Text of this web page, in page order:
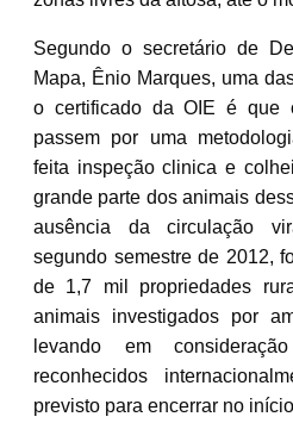
Segundo o secretário de
Mapa, Ênio Marques, uma
o certificado da OIE é que
passem por uma
feita inspeção clinica e
grande parte dos animais
ausência da circulação
segundo semestre de 2012,
de 1,7 mil propriedades
animais investigados por
levando em
reconhecidos
previsto para encerrar no